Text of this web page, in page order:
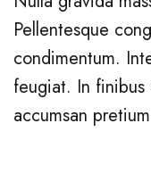
Pellentesque
condimentum.
feugiat. In
accumsan